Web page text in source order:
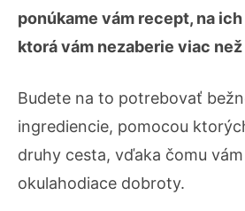
ponúkame vám recept, na
ktorá vám nezaberie viac
Budete na to potrebovať
ingrediencie, pomocou
druhy cesta, vďaka čomu
okulahodiace dobroty.